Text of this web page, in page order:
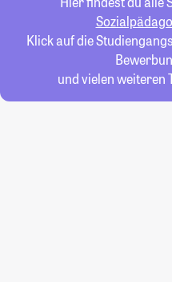
Klick auf die
und vielen weiteren